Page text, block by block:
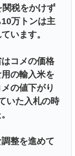
税をかけず
万トンは主
います。
コメの価格
の輸入米を
の値下がり
いた入札の時
整を進めて